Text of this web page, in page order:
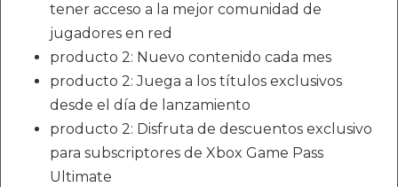
tener acceso a la mejor comunidad de
jugadores en red
producto 2: Nuevo contenido cada mes
producto 2: Juega a los títulos exclusivos
desde el día de lanzamiento
producto 2: Disfruta de descuentos exclusivo
para subscriptores de Xbox Game Pass
Ultimate